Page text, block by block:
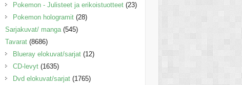
Pokemon - Julisteet ja erikoistuotteet (23)
Pokemon hologramit (28)
Sarjakuvat/ manga (545)
Tavarat (8686)
Blueray elokuvat/sarjat (12)
CD-levyt (1635)
Dvd elokuvat/sarjat (1765)